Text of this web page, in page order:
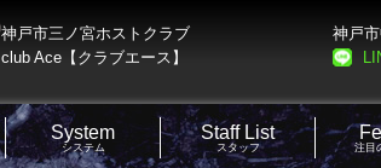
神戸市三ノ宮ホストクラブ
club Ace【クラブエース】
神戸
System
システム
Staff List
スタッフ 注目